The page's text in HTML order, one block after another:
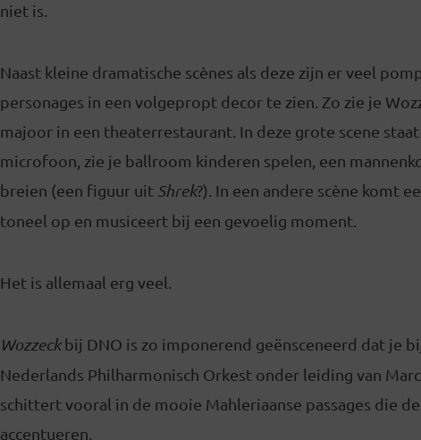
niet is.
Naast kleine dramatische scènes als deze zijn er veel
personages in een volgepropt decor te zien. Zo zie je
majoor in een theaterrestaurant. In deze grote scene
microfoon, zie je ballroom kinderen spelen, een
breien (een figuur uit Shrek?). In een andere scène komt
toneel op en musiceert bij een gevoelig moment.
Het is allemaal erg veel.
Wozzeckbij DNO is zo imponerend geënsceneerd dat je
Nederlands Philharmonisch Orkest onder leiding van
schittert vooral in de mooie Mahleriaanse passages die
accentueren.